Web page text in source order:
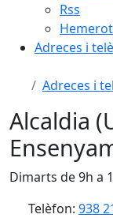
Rss
Adreces i
Adreces i
Alcaldia
Dimarts de 9h a
Telèfon: 938